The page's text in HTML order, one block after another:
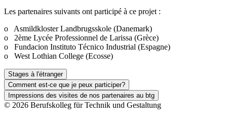
Les partenaires suivants ont participé à ce projet :
o
Asmildkloster Landbrugsskole (Danemark)
o
2ème Lycée Professionnel de Larissa (Grèce)
o
Fundacion Instituto Técnico Industrial (Espagne)
o
West Lothian College (Ecosse)
Stages à l'étranger
Comment est-ce que je peux participer?
Impressions des visites de nos partenaires au btg
© 2026 Berufskolleg für Technik und Gestaltung